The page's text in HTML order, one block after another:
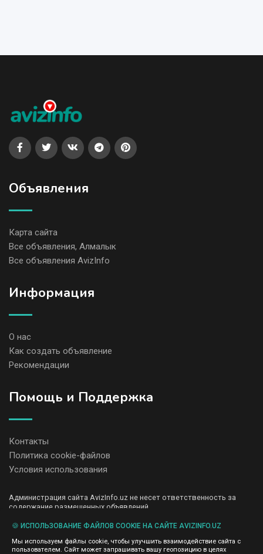
Объявления
Карта сайта
Все объявления, Алмалык
Все объявления AvizInfo
Информация
О нас
Как создать объявление
Рекомендации
Помощь и Поддержка
Контакты
Политика cookie-файлов
Условия использования
Администрация сайта AvizInfo.uz не несет ответственность за
содержание размещенных объявлений.
передаем и не продаем личную информацию зарегистрированных
правила конфиденциальности сайтов на которые ссылается
🍪 ИСПОЛЬЗОВАНИЕ ФАЙЛОВ COOKIE НА САЙТЕ AVIZINFO.UZ
Мы используем файлы cookie, чтобы улучшить взаимодействие сайта с
пользователем. Сайт может запрашивать вашу геопозицию в целях